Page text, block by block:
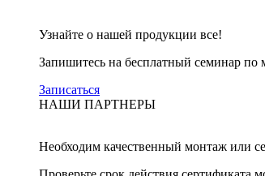
Узнайте о нашей продукции все!
Запишитесь на бесплатный семинар по
Записаться
НАШИ ПАРТНЕРЫ
Необходим качественный монтаж или